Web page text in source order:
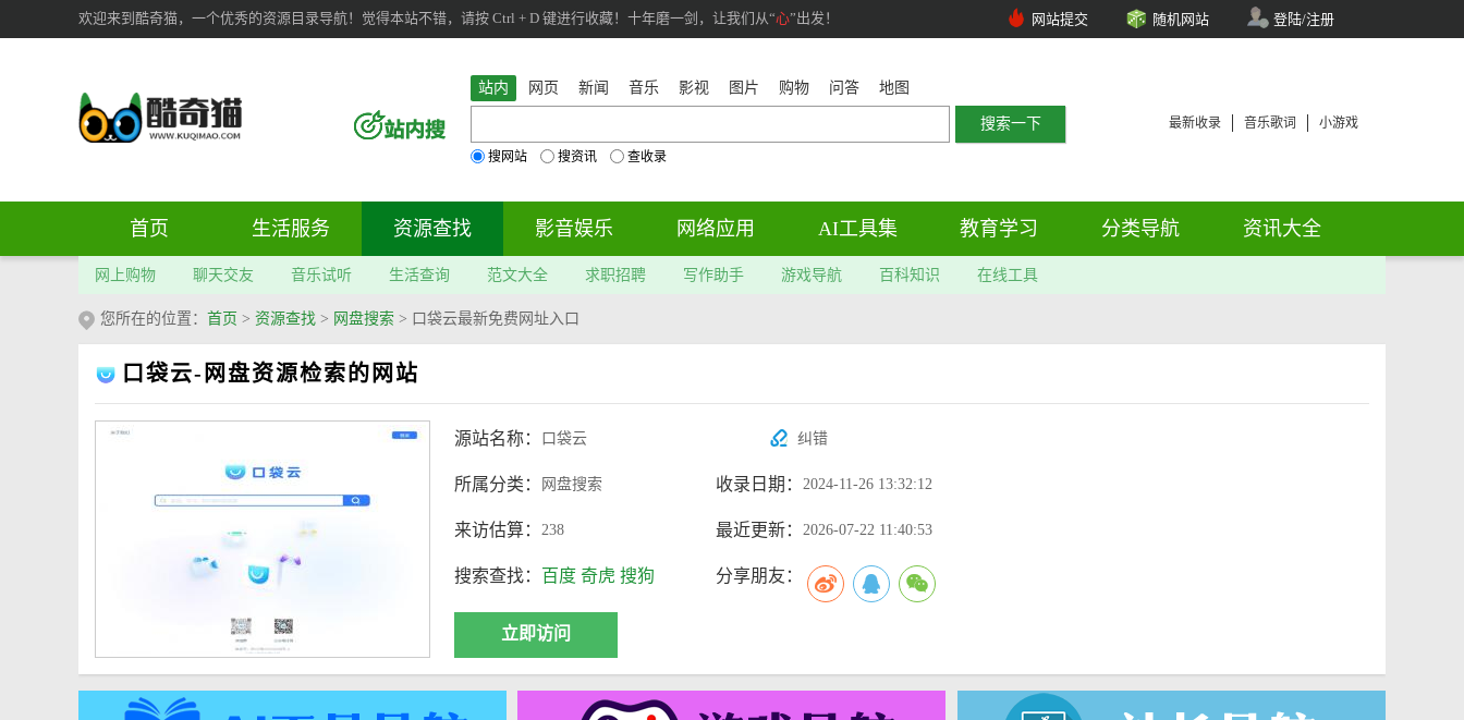
欢迎来到酷奇猫，一个优秀的资源目录导航！觉得本站不错，请按 Ctrl + D 键进行收藏！十年磨一剑，让我们从“心”出发！ 网站提交 随机网站 登陆/注册
站内 网页 新闻 音乐 影视 图片 购物 问答 地图
搜网站 搜资讯 查收录
最新收录 音乐歌词 小游戏
首页 生活服务 资源查找 影音娱乐 网络应用 AI工具集 教育学习 分类导航 资讯大全
网上购物 聊天交友 音乐试听 生活查询 范文大全 求职招聘 写作助手 游戏导航 百科知识 在线工具
您所在的位置： 首页 > 资源查找 > 网盘搜索 > 口袋云最新免费网址入口
口袋云-网盘资源检索的网站
源站名称： 口袋云 纠错
所属分类： 网盘搜索 收录日期： 2024-11-26 13:32:12
来访估算： 238 最近更新： 2026-07-22 11:40:53
搜索查找： 百度 奇虎 搜狗 分享朋友：
立即访问